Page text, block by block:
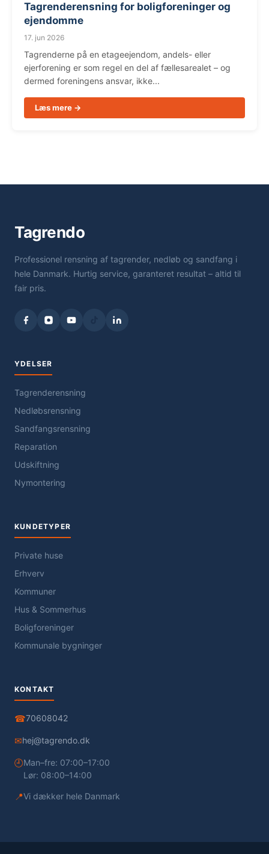
Tagrenderensning for boligforeninger og
ejendomme
17. jun 2026
Tagrenderne på en etageejendom, andels- eller
ejerforening er som regel en del af fællesarealet – og
dermed foreningens ansvar, ikke...
Læs mere →
Tagrendo
Professionel rensning af tagrender, nedløb og sandfang i
hele Danmark. Hurtig service, garanteret resultat – altid til
fair pris.
YDELSER
Tagrenderensning
Nedløbsrensning
Sandfangsrensning
Reparation
Udskiftning
Nymontering
KUNDETYPER
Private huse
Erhverv
Kommuner
Hus & Sommerhus
Boligforeninger
Kommunale bygninger
KONTAKT
☎70608042
✉hej@tagrendo.dk
🕘Man–fre: 07:00–17:00
Lør: 08:00–14:00
📍Vi dækker hele Danmark